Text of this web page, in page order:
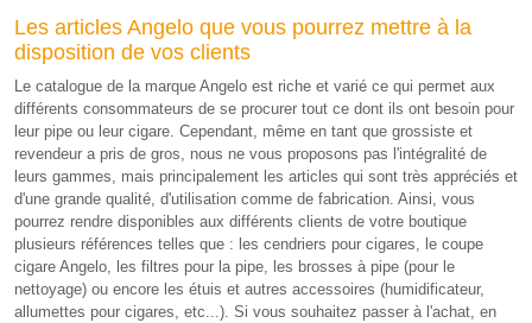
Les articles Angelo que vous pourrez mettre à la
disposition de vos clients
Le catalogue de la marque Angelo est riche et varié ce qui permet aux
différents consommateurs de se procurer tout ce dont ils ont besoin pour
leur pipe ou leur cigare. Cependant, même en tant que grossiste et
revendeur a pris de gros, nous ne vous proposons pas l'intégralité de
leurs gammes, mais principalement les articles qui sont très appréciés et
d'une grande qualité, d'utilisation comme de fabrication. Ainsi, vous
pourrez rendre disponibles aux différents clients de votre boutique
plusieurs références telles que : les cendriers pour cigares, le coupe
cigare Angelo, les filtres pour la pipe, les brosses à pipe (pour le
nettoyage) ou encore les étuis et autres accessoires (humidificateur,
allumettes pour cigares, etc...). Si vous souhaitez passer à l'achat, en